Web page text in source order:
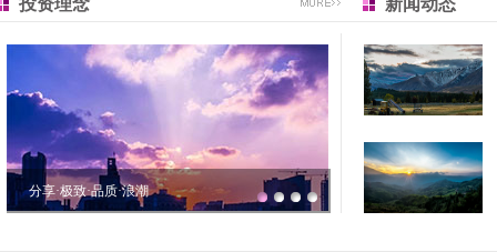
投资理念 新闻动态
分享·极致·品质·浪潮